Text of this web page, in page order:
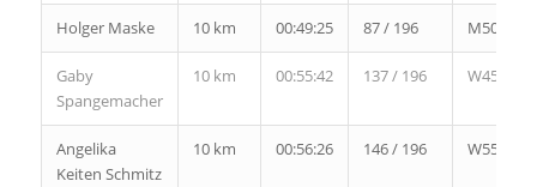
Holger Maske 10 km 00:49:25 87 / 196 M50
Gaby
Spangemacher
10 km 00:55:42 137 / 196 W45
Angelika
Keiten Schmitz
10 km 00:56:26 146 / 196 W55